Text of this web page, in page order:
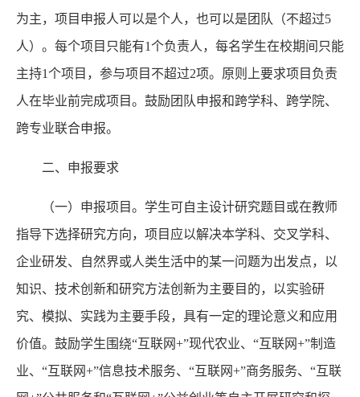
为主，项目申报人可以是个人，也可以是团队（不超过5
人）。每个项目只能有1个负责人，每名学生在校期间只能
主持1个项目，参与项目不超过2项。原则上要求项目负责
人在毕业前完成项目。鼓励团队申报和跨学科、跨学院、
跨专业联合申报。
二、申报要求
（一）申报项目。学生可自主设计研究题目或在教师
指导下选择研究方向，项目应以解决本学科、交叉学科、
企业研发、自然界或人类生活中的某一问题为出发点，以
知识、技术创新和研究方法创新为主要目的，以实验研
究、模拟、实践为主要手段，具有一定的理论意义和应用
价值。鼓励学生围绕“互联网+”现代农业、“互联网+”制造
业、“互联网+”信息技术服务、“互联网+”商务服务、“互联